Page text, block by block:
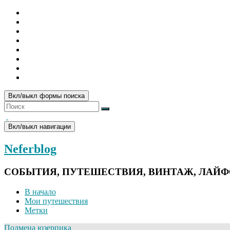
Вкл/выкл формы поиска
Вкл/выкл навигации
Neferblog
СОБЫТИЯ, ПУТЕШЕСТВИЯ, ВИНТАЖ,
В начало
Мои путешествия
Метки
Подмена юзерпика